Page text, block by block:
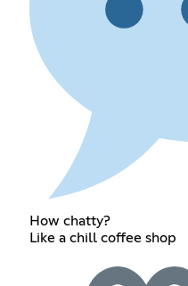
How chatty?
Like a chill coffee shop